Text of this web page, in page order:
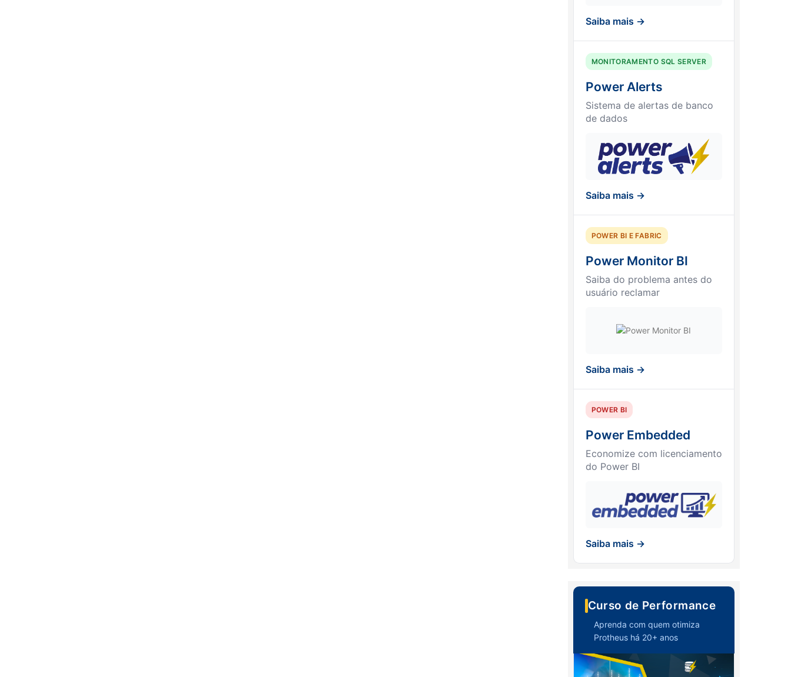
Saiba mais →
MONITORAMENTO SQL SERVER
Power Alerts
Sistema de alertas de banco
de dados
Saiba mais →
POWER BI E FABRIC
Power Monitor BI
Saiba do problema antes do
usuário reclamar
Saiba mais →
POWER BI
Power Embedded
Economize com licenciamento
do Power BI
Saiba mais →
Curso de Performance
Aprenda com quem otimiza
Protheus há 20+ anos